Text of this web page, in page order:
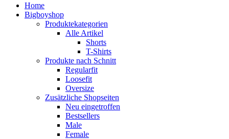
Home
Bigboyshop
Produktekategorien
Alle Artikel
Shorts
T-Shirts
Produkte nach Schnitt
Regularfit
Loosefit
Oversize
Zusätzliche Shopseiten
Neu eingetroffen
Bestsellers
Male
Female